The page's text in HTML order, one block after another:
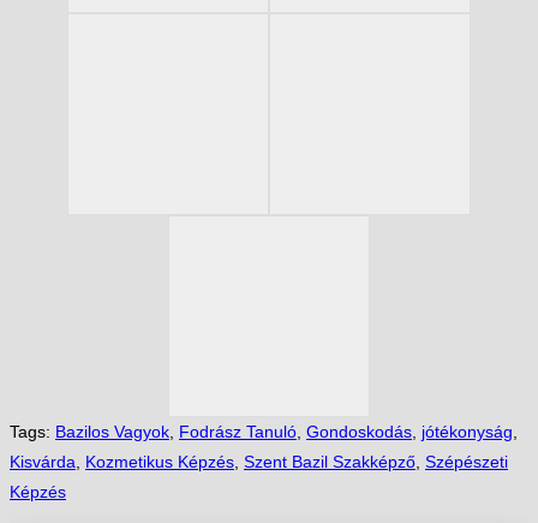
Tags: Bazilos Vagyok Fodrász Tanuló Gondoskodás jótékonyság
Kisvárda
Kozmetikus Képzés Szent Bazil Szakképző Szépészeti
Képzés